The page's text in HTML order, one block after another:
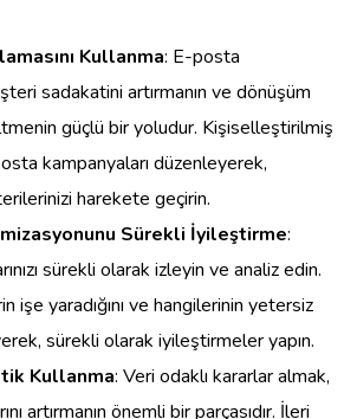
Kullanma: E-posta
sadakatini artırmanın ve dönüşüm
güçlü bir yoludur. Kişiselleştirilmiş
kampanyaları düzenleyerek,
harekete geçirin.
Sürekli İyileştirme:
sürekli olarak izleyin ve analiz edin.
işe yaradığını ve hangilerinin yetersiz
sürekli olarak iyileştirmeler yapın.
Kullanma: Veri odaklı kararlar almak,
artırmanın önemli bir parçasıdır. İleri